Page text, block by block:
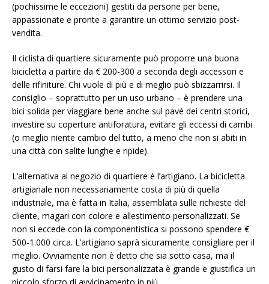
(pochissime le eccezioni) gestiti da persone per bene,
appassionate e pronte a garantire un ottimo servizio post-
vendita.
Il ciclista di quartiere sicuramente può proporre una buona
bicicletta a partire da € 200-300 a seconda degli accessori e
delle rifiniture. Chi vuole di più e di meglio può sbizzarrirsi. Il
consiglio – soprattutto per un uso urbano – è prendere una
bici solida per viaggiare bene anche sul pavé dei centri storici,
investire su coperture antiforatura, evitare gli eccessi di cambi
(o meglio niente cambio del tutto, a meno che non si abiti in
una città con salite lunghe e ripide).
L’alternativa al negozio di quartiere è l’artigiano. La bicicletta
artigianale non necessariamente costa di più di quella
industriale, ma è fatta in Italia, assemblata sulle richieste del
cliente, magari con colore e allestimento personalizzati. Se
non si eccede con la componentistica si possono spendere €
500-1.000 circa. L’artigiano saprà sicuramente consigliare per il
meglio. Ovviamente non è detto che sia sotto casa, ma il
gusto di farsi fare la bici personalizzata è grande e giustifica un